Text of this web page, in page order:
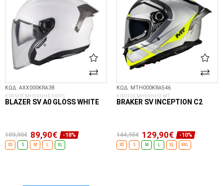
ΚΩΔ. AXX000KRA38
ΚΡΑΝΟΣ ΜΗΧΑΝΗΣ AXXIS
BLAZER SV A0 GLOSS WHITE
109,90€ 89,90€ -18%
XS S M L XL
ΚΩΔ. MTH000KRA546
ΚΡΑΝΟΣ ΜΗΧΑΝΗΣ MT
BRAKER SV INCEPTION C2
144,95€ 129,90€ -10%
XS S M L XL XXL